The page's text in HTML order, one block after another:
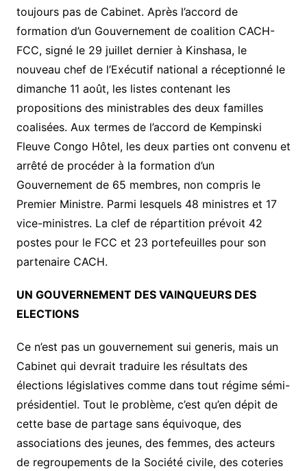
toujours pas de Cabinet. Après l’accord de
formation d’un Gouvernement de coalition CACH-
FCC, signé le 29 juillet dernier à Kinshasa, le
nouveau chef de l’Exécutif national a réceptionné le
dimanche 11 août, les listes contenant les
propositions des ministrables des deux familles
coalisées. Aux termes de l’accord de Kempinski
Fleuve Congo Hôtel, les deux parties ont convenu et
arrêté de procéder à la formation d’un
Gouvernement de 65 membres, non compris le
Premier Ministre. Parmi lesquels 48 ministres et 17
vice-ministres. La clef de répartition prévoit 42
postes pour le FCC et 23 portefeuilles pour son
partenaire CACH.
UN GOUVERNEMENT DES VAINQUEURS DES
ELECTIONS
Ce n’est pas un gouvernement sui generis, mais un
Cabinet qui devrait traduire les résultats des
élections législatives comme dans tout régime sémi-
présidentiel. Tout le problème, c’est qu’en dépit de
cette base de partage sans équivoque, des
associations des jeunes, des femmes, des acteurs
de regroupements de la Société civile, des coteries